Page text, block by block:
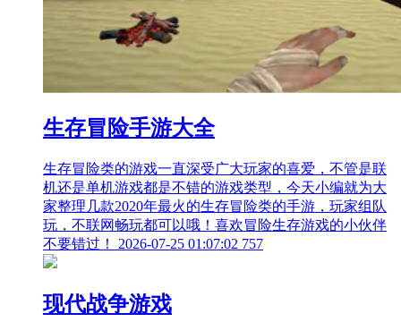
生存冒险手游大全
生存冒险类的游戏一直深受广大玩家的喜爱，不管是联
机还是单机游戏都是不错的游戏类型，今天小编就为大
家整理几款2020年最火的生存冒险类的手游，玩家组队
玩，不联网畅玩都可以哦！喜欢冒险生存游戏的小伙伴
不要错过！
2026-07-25 01:07:02 757
现代战争游戏